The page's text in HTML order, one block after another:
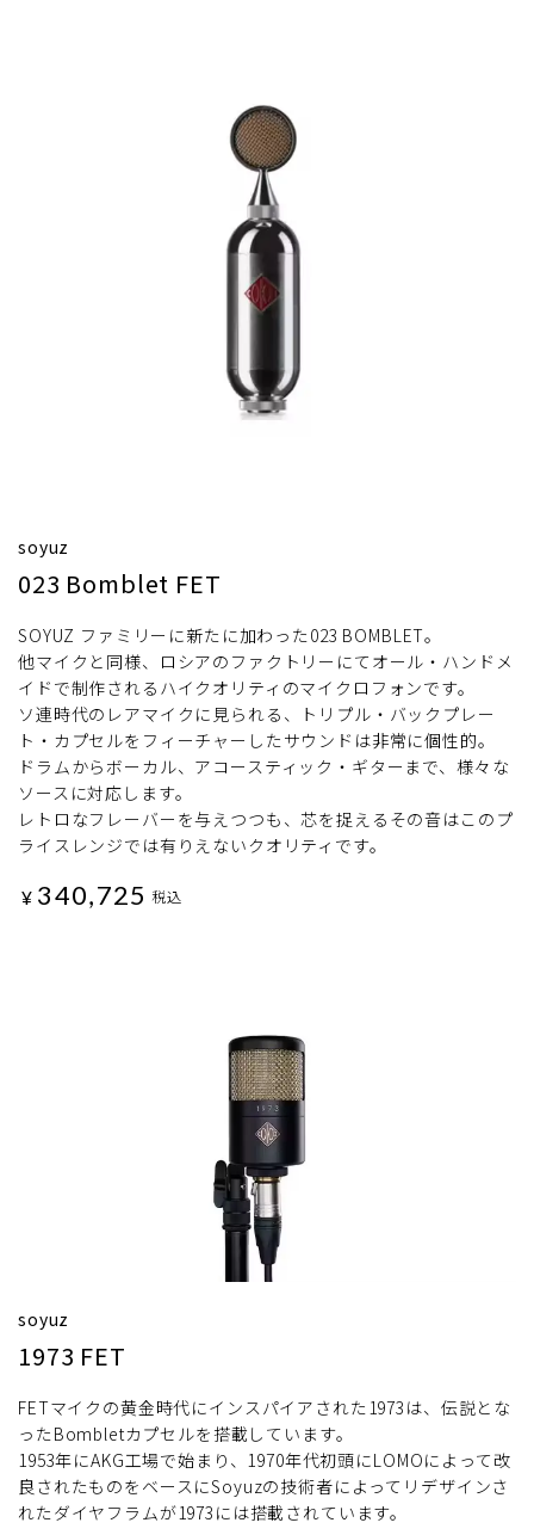
soyuz
023 Bomblet FET
SOYUZ ファミリーに新たに加わった023 BOMBLET。
他マイクと同様、ロシアのファクトリーにてオール・ハンドメ
イドで制作されるハイクオリティのマイクロフォンです。
ソ連時代のレアマイクに見られる、トリプル・バックプレー
ト・カプセルをフィーチャーしたサウンドは非常に個性的。
ドラムからボーカル、アコースティック・ギターまで、様々な
ソースに対応します。
レトロなフレーバーを与えつつも、芯を捉えるその音はこのプ
ライスレンジでは有りえないクオリティです。
¥ 340,725 税込
soyuz
1973 FET
FETマイクの黄金時代にインスパイアされた1973は、伝説とな
ったBombletカプセルを搭載しています。
1953年にAKG工場で始まり、1970年代初頭にLOMOによって改
良されたものをベースにSoyuzの技術者によってリデザインさ
れたダイヤフラムが1973には搭載されています。